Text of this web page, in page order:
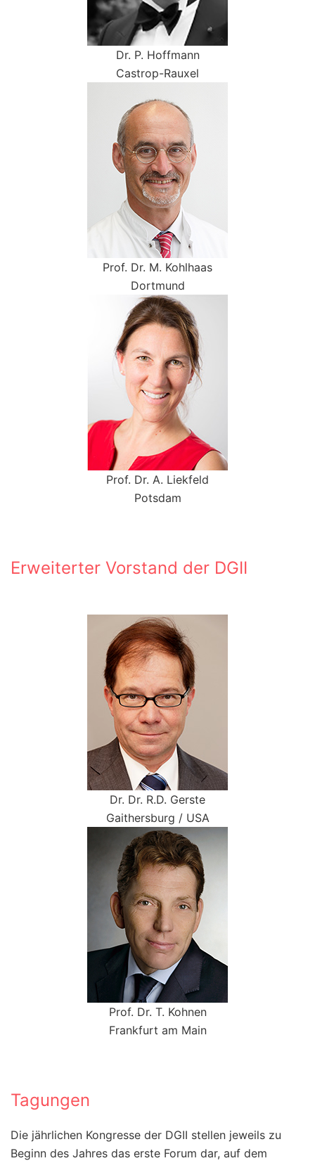
Dr. P. Hoffmann
Castrop-Rauxel
Prof. Dr. M. Kohlhaas
Dortmund
Prof. Dr. A. Liekfeld
Potsdam
Erweiterter Vorstand der DGII
Dr. Dr. R.D. Gerste
Gaithersburg / USA
Prof. Dr. T. Kohnen
Frankfurt am Main
Tagungen
Die jährlichen Kongresse der DGII stellen jeweils zu
Beginn des Jahres das erste Forum dar, auf dem